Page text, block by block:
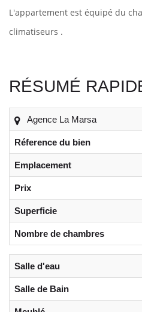
L'appartement est équipé du
climatiseurs .
RÉSUMÉ
Agence La Marsa
Réference du bien
Emplacement
Prix
Superficie
Nombre de chambres
Salle d'eau
Salle de Bain